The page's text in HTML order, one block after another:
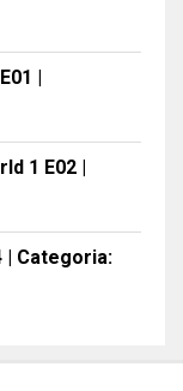
|
1 E02 |
| Categoria: